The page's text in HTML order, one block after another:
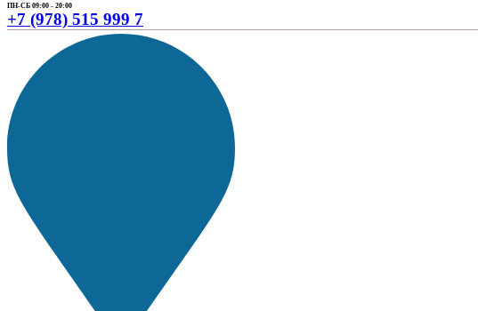
ПН-СБ 09:00 - 20:00
+7 (978) 515 999 7